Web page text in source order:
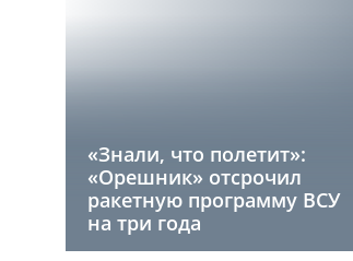
«Знали, что полетит»:
«Орешник» отсрочил
ракетную программу ВСУ
на три года